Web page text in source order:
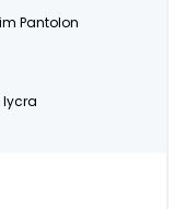
Pantolon
lycra